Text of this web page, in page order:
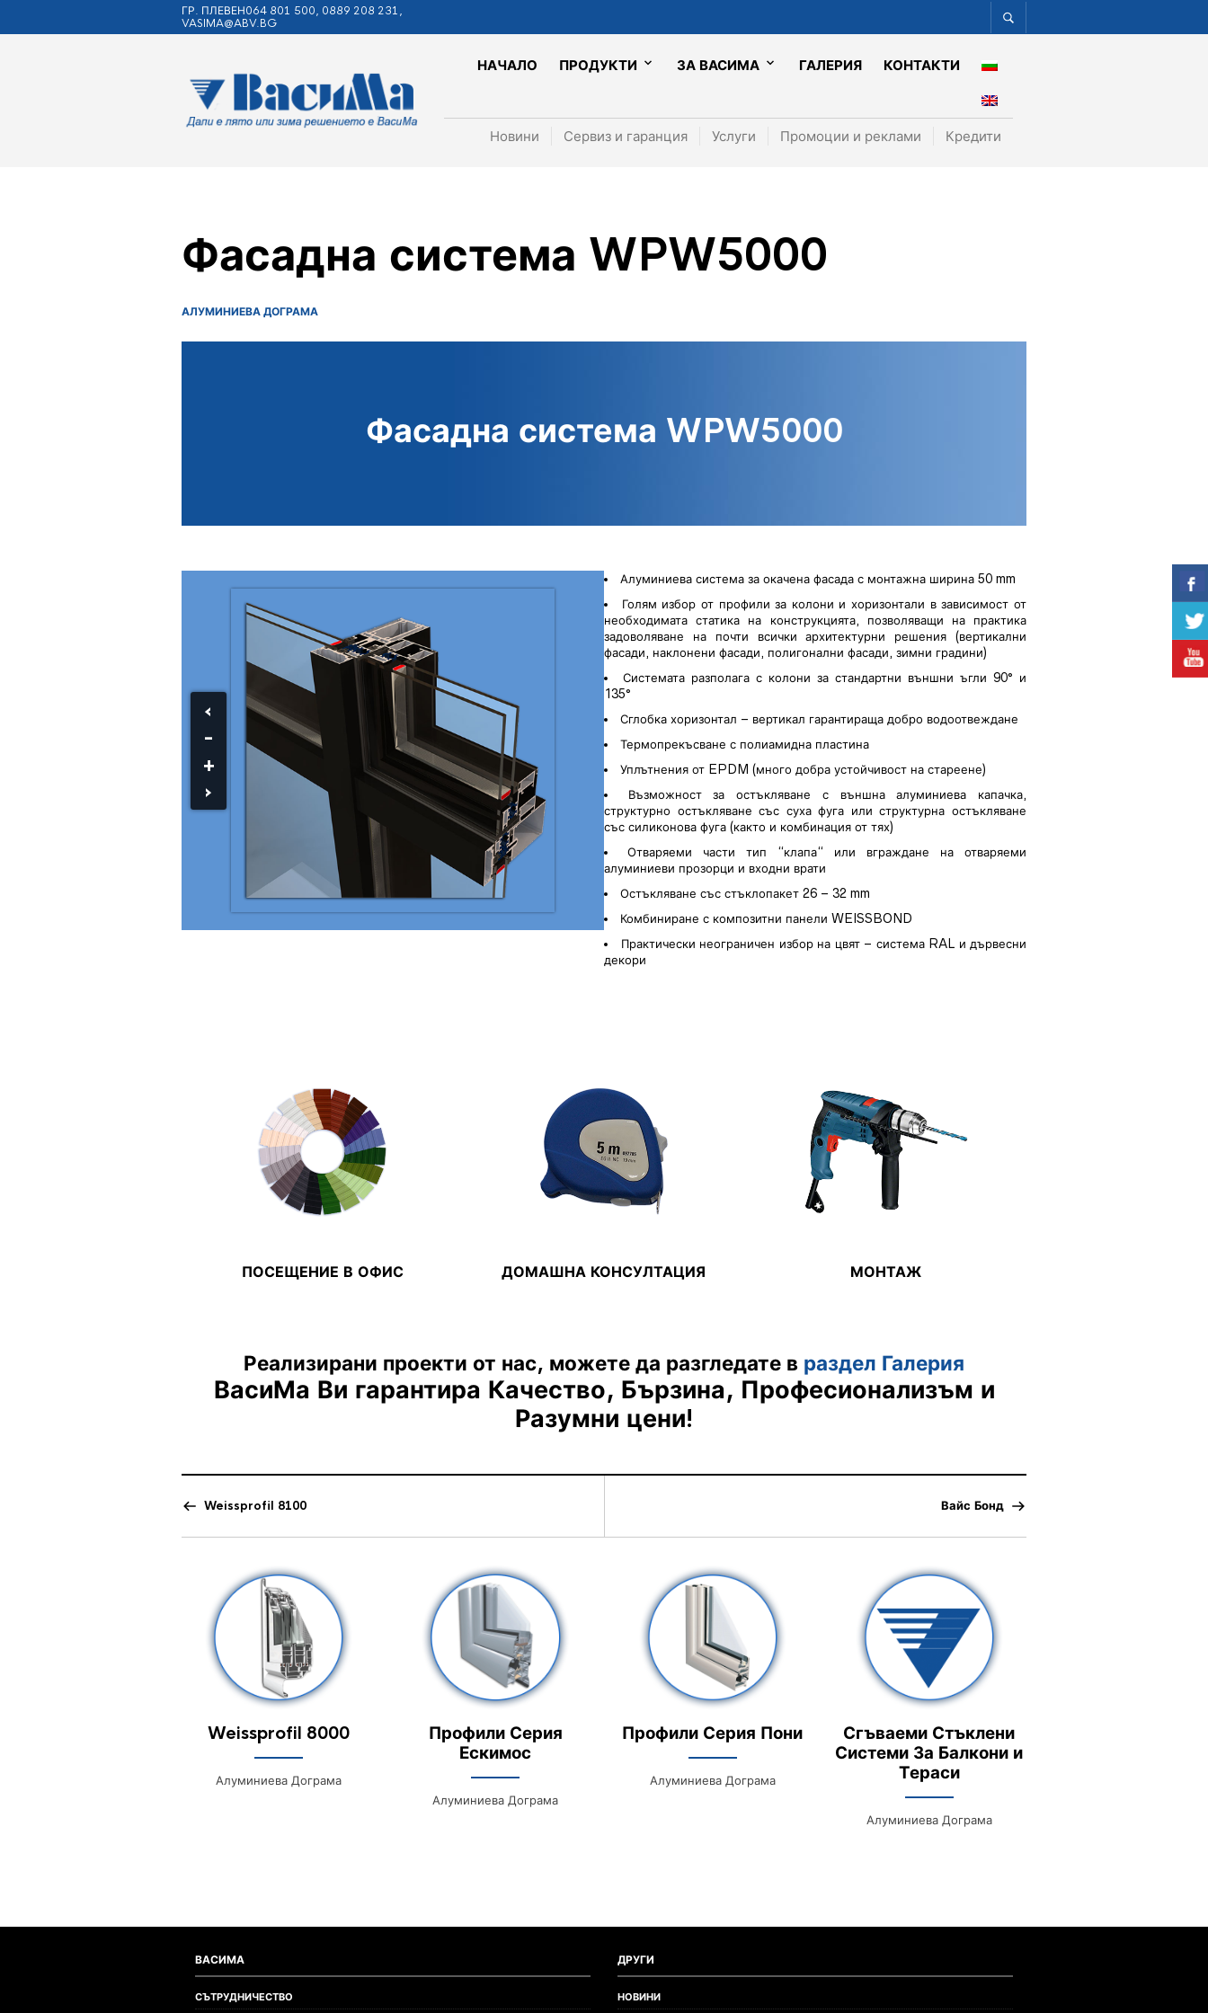
ГР. ПЛЕВЕН064 801 500, 0889 208 231,
VASIMA@ABV.BG
НАЧАЛО ПРОДУКТИ ЗА ВАСИМА ГАЛЕРИЯ КОНТАКТИ
Новини Сервиз и гаранция Услуги Промоции и реклами Кредити
Фасадна система WPW5000
АЛУМИНИЕВА ДОГРАМА
Фасадна система WPW5000
‹
-
+
›
Алуминиева система за окачена фасада с монтажна ширина 50 mm
Голям избор от профили за колони и хоризонтали в зависимост от
необходимата статика на конструкцията, позволяващи на практика
задоволяване на почти всички архитектурни решения (вертикални
фасади, наклонени фасади, полигонални фасади, зимни градини)
Системата разполага с колони за стандартни външни ъгли 90° и
135°
Сглобка хоризонтал – вертикал гарантираща добро водоотвеждане
Термопрекъсване с полиамидна пластина
Уплътнения от EPDM (много добра устойчивост на стареене)
Възможност за остъкляване с външна алуминиева капачка,
структурно остъкляване със суха фуга или структурна остъкляване
със силиконова фуга (както и комбинация от тях)
Отваряеми части тип “клапа“ или вграждане на отваряеми
алуминиеви прозорци и входни врати
Остъкляване със стъклопакет 26 – 32 mm
Комбиниране с композитни панели WEISSBOND
Практически неограничен избор на цвят – система RAL и дървесни
декори
ПОСЕЩЕНИЕ В ОФИС ДОМАШНА КОНСУЛТАЦИЯ МОНТАЖ
Реализирани проекти от нас, можете да разгледате в раздел Галерия
ВасиМа Ви гарантира Качество, Бързина, Професионализъм и
Разумни цени!
Weissprofil 8100 Вайс Бонд
Weissprofil 8000
Алуминиева Дограма
Профили Серия
Ескимос
Алуминиева Дограма
Профили Серия Пони
Алуминиева Дограма
Сгъваеми Стъклени
Системи За Балкони и
Тераси
Алуминиева Дограма
ВАСИМА
СЪТРУДНИЧЕСТВО
ДРУГИ
НОВИНИ